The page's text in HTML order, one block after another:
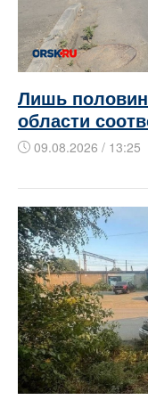
Лишь
области
09.08.2026 / 13:25